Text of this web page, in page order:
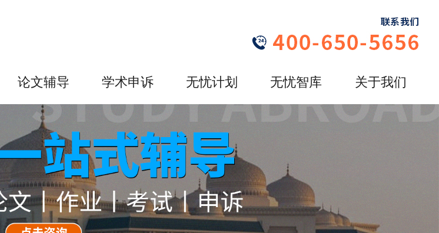
论文辅导 学术申诉 无忧计划 无忧智库 关于我们